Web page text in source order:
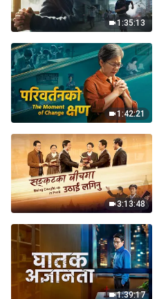
1:35:13
1:42:21
3:13:48
1:39:17